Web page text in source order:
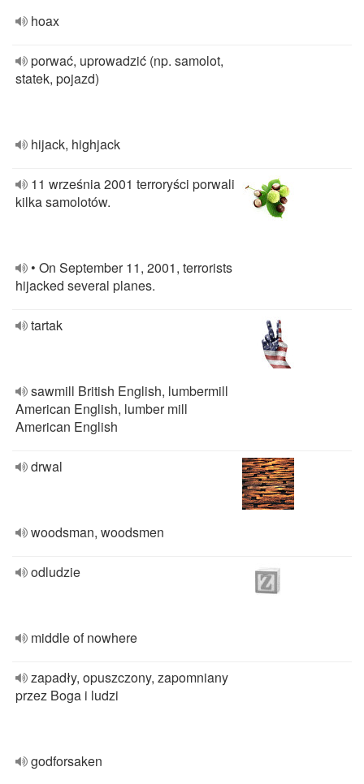
hoax
porwać, uprowadzić (np. samolot,
statek, pojazd)
hijack, highjack
11 września 2001 terroryści porwali
kilka samolotów.
• On September 11, 2001, terrorists
hijacked several planes.
tartak
sawmill British English, lumbermill
American English, lumber mill
American English
drwal
woodsman, woodsmen
odludzie
middle of nowhere
zapadły, opuszczony, zapomniany
przez Boga i ludzi
godforsaken